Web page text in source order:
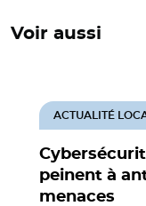
Voir aussi
peinent à
menaces
ACTUALITÉ